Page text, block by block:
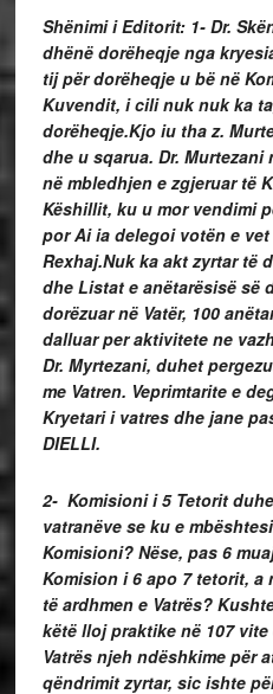
Shënimi i Editorit: 1- Dr.
dhënë dorëheqje nga
tij për dorëheqje u bë në
Kuvendit, i cili nuk nuk ka
dorëheqje.Kjo iu tha z.
dhe u sqarua. Dr.
në mbledhjen e zgjeruar të
Këshillit, ku u mor vendimi
por Ai ia delegoi votën e
Rexhaj.Nuk ka akt zyrtar të
dhe Listat e anëtarësisë së
dorëzuar në Vatër, 100
dalluar per aktivitete ne
Dr. Myrtezani, duhet
me Vatren. Veprimtarite e
Kryetari i vatres dhe jane
DIELLI.
2- Komisioni i 5 Tetorit
vatranëve se ku e
Komisioni? Nëse, pas 6
Komision i 6 apo 7 tetorit,
të ardhmen e Vatrës?
këtë lloj praktike në 107
Vatrës njeh ndëshkime për
qëndrimit zyrtar, sic ishte